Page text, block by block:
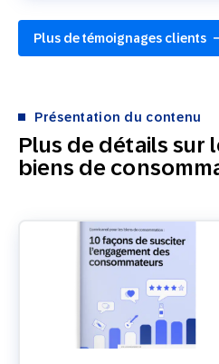
Plus de témoignages clients
Plus de détails sur
biens de
Présentation du contenu